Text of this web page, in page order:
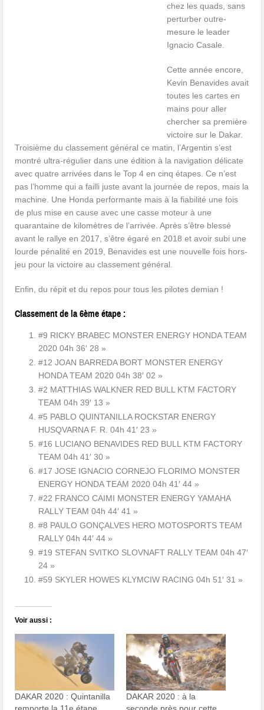
chez les quads, sans
perturber outre-
mesure le leader
Ignacio Casale.
Cette année encore,
Kevin Benavides avait
toutes les cartes en
mains pour aller
chercher sa première
victoire sur le Dakar.
Troisième du classement général ce matin, l’Argentin s’est
montré ultra-régulier dans une édition à la navigation délicate
avec quatre arrivées dans le Top 4 en cinq étapes. Ce n’est
pas l’homme qui a failli juste avant la journée de repos, mais la
machine. Une Honda performante mais à la fiabilité une fois
de plus mise en cause avec une casse moteur à une
quarantaine de kilomètres de l’arrivée. Après s’être blessé
avant le rallye en 2017, s’être égaré en 2018 et avoir subi une
lourde pénalité en 2019, Benavides est une nouvelle fois hors-
jeu pour la victoire au classement général.
Enfin, du répit et du repos pour tous les pilotes demian !
Classement de la 6ème étape :
#9 RICKY BRABEC MONSTER ENERGY HONDA TEAM
2020 04h 36′ 28 »
#12 JOAN BARREDA BORT MONSTER ENERGY
HONDA TEAM 2020 04h 38′ 02 »
#2 MATTHIAS WALKNER RED BULL KTM FACTORY
TEAM 04h 39′ 13 »
#5 PABLO QUINTANILLA ROCKSTAR ENERGY
HUSQVARNA F. R. 04h 41′ 23 »
#16 LUCIANO BENAVIDES RED BULL KTM FACTORY
TEAM 04h 41′ 30 »
#17 JOSE IGNACIO CORNEJO FLORIMO MONSTER
ENERGY HONDA TEAM 2020 04h 41′ 44 »
#22 FRANCO CAIMI MONSTER ENERGY YAMAHA
RALLY TEAM 04h 44′ 41 »
#8 PAULO GONÇALVES HERO MOTOSPORTS TEAM
RALLY 04h 44′ 44 »
#19 STEFAN SVITKO SLOVNAFT RALLY TEAM 04h 47′
24 »
#59 SKYLER HOWES KLYMCIW RACING 04h 51′ 31 »
Voir aussi :
DAKAR 2020 : Quintanilla
DAKAR 2020 : à la